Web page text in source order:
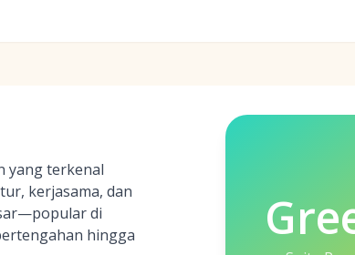
yang terkenal
kerjasama, dan
di
hingga